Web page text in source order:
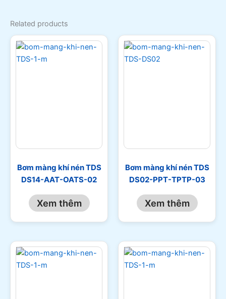
Related products
Bơm màng khí nén TDS
DS14-AAT-OATS-02
Xem thêm
Bơm màng khí nén TDS
DS02-PPT-TPTP-03
Xem thêm